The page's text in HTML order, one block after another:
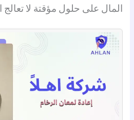
المال على حلول مؤقتة لا